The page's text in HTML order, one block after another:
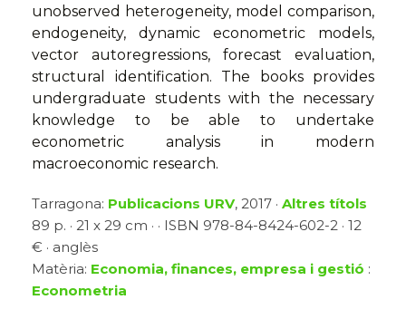
unobserved heterogeneity, model comparison,
endogeneity, dynamic econometric models,
vector autoregressions, forecast evaluation,
structural identification. The books provides
undergraduate students with the necessary
knowledge to be able to undertake
econometric analysis in modern
macroeconomic research.
Tarragona: Publicacions URV, 2017 · Altres títols
89 p. · 21 x 29 cm · · ISBN 978-84-8424-602-2 · 12
€ · anglès
Matèria: Economia, finances, empresa i gestió :
Econometria